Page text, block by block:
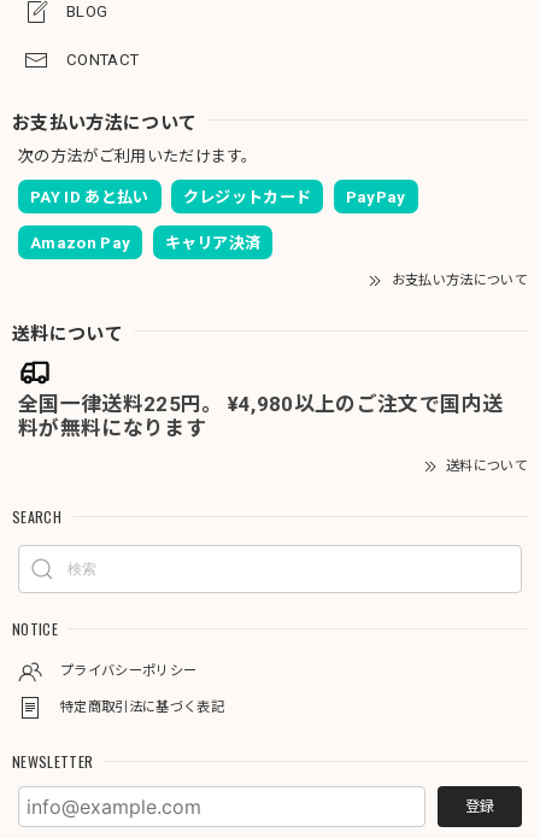
BLOG
CONTACT
お支払い方法について
次の方法がご利用いただけます。
PAY ID あと払い クレジットカード PayPay
Amazon Pay キャリア決済
お支払い方法について
送料について
全国一律送料225円。 ¥4,980以上のご注文で国内送
料が無料になります
送料について
SEARCH
NOTICE
プライバシーポリシー
特定商取引法に基づく表記
NEWSLETTER
登録